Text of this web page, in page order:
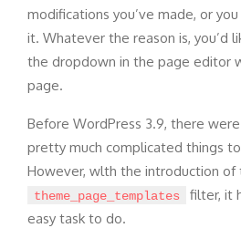
modifications you’ve made, or
it. Whatever the reason is, you’d
the dropdown in the page editor
page.
Before WordPress 3.9, there
pretty much complicated things
However, wlth the introduction of
theme_page_templates
filter, it
easy task to do.